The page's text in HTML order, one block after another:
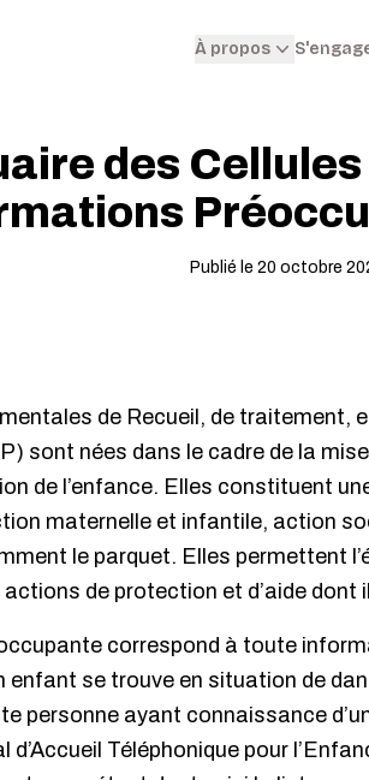
À propos
des
Publié le 20 octobre
de Recueil, de traitement,
sont nées dans le cadre de la
de l’enfance. Elles constituent
maternelle et infantile, action
le parquet. Elles permettent
de protection et d’aide dont
correspond à toute
enfant se trouve en situation de
personne ayant connaissance
d’Accueil Téléphonique pour